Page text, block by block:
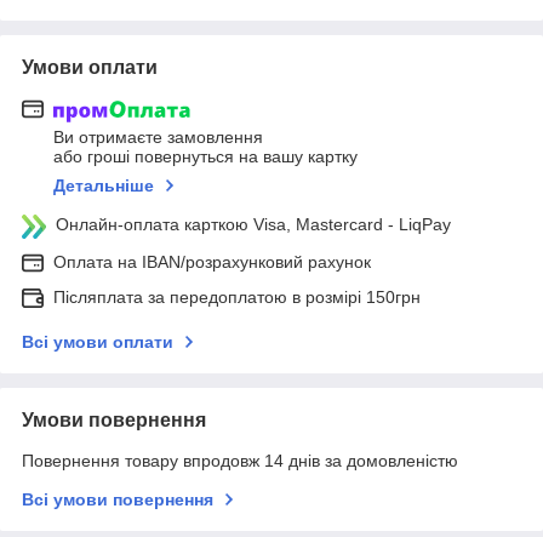
Умови оплати
Ви отримаєте замовлення
або гроші повернуться на вашу картку
Детальніше
Онлайн-оплата карткою Visa, Mastercard - LiqPay
Оплата на IBAN/розрахунковий рахунок
Післяплата за передоплатою в розмірі 150грн
Всі умови оплати
Умови повернення
Повернення товару впродовж 14 днів за домовленістю
Всі умови повернення